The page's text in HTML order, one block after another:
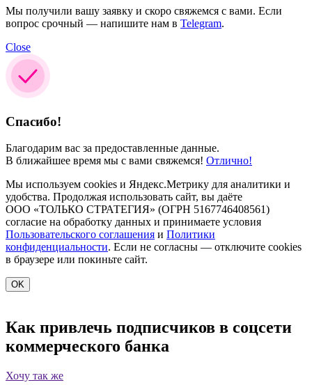
Мы получили вашу заявку и скоро свяжемся с вами. Если
вопрос срочный — напишите нам в Telegram.
Close
Спасибо!
Благодарим вас за предоставленные данные.
В ближайшее время мы с вами свяжемся! Отлично!
Мы используем cookies и Яндекс.Метрику для аналитики и
удобства. Продолжая использовать сайт, вы даёте
ООО «ТОЛЬКО СТРАТЕГИЯ» (ОГРН 5167746408561)
согласие на обработку данных и принимаете условия
Пользовательского соглашения и Политики
конфиденциальности. Если не согласны — отключите cookies
в браузере или покиньте сайт.
OK
Как привлечь подписчиков в соцсети
коммерческого банка
Хочу так же